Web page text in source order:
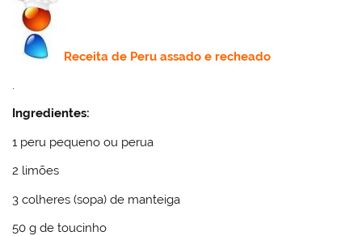
Receita de Peru assado e recheado
.
Ingredientes:
1 peru pequeno ou perua
2 limões
3 colheres (sopa) de manteiga
50 g de toucinho